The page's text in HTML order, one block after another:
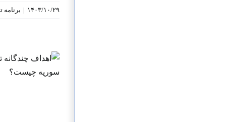
۱۴۰۳/۱۰/۲۹ | برنامه‌